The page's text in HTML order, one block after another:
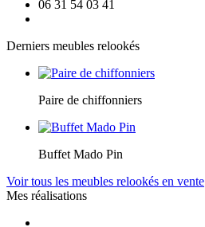
06 31 54 03 41
Derniers meubles relookés
Paire de chiffonniers
Buffet Mado Pin
Voir tous les meubles relookés en vente
Mes réalisations